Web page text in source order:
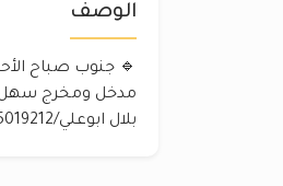
الوصف
بلال ابوعلي/65019212